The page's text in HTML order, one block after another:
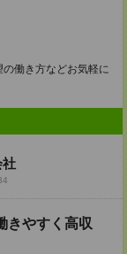
働き方などお気軽に
きやすく高収